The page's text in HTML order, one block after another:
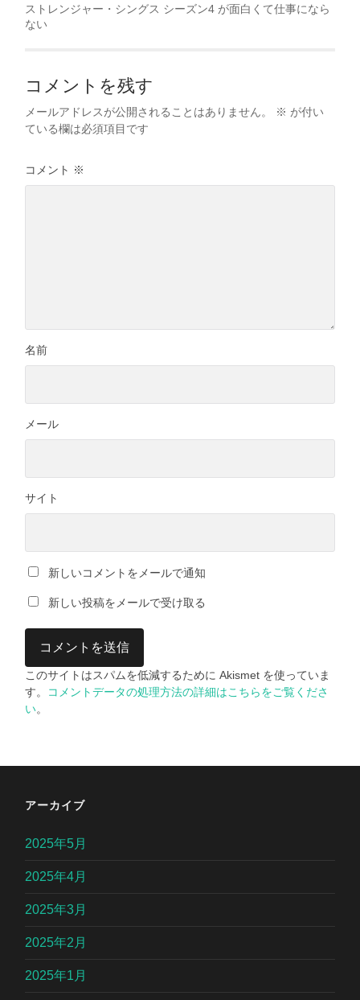
ストレンジャー・シングス シーズン4 が面白くて仕事になら
ない
コメントを残す
メールアドレスが公開されることはありません。 ※ が付い
ている欄は必須項目です
コメント ※
名前
メール
サイト
新しいコメントをメールで通知
新しい投稿をメールで受け取る
このサイトはスパムを低減するために Akismet を使っていま
す。
コメントデータの処理方法の詳細はこちらをご覧くださ
い。
アーカイブ
2025年5月
2025年4月
2025年3月
2025年2月
2025年1月